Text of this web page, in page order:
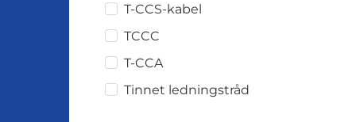
T-CCS-kabel
TCCC
T-CCA
Tinnet ledningstråd